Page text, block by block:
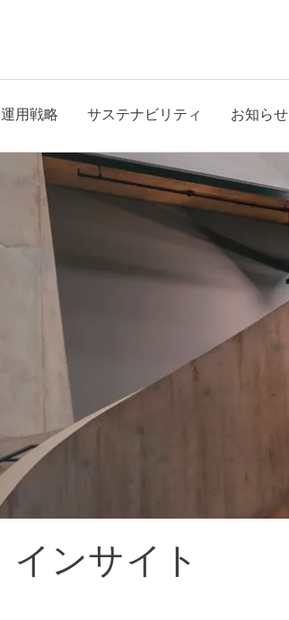
運用戦略 サステナビリティ お知らせ
インサイト